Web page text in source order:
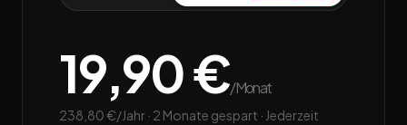
19,90 €/Monat
238,80 €/Jahr · 2 Monate gespart · Jederzeit